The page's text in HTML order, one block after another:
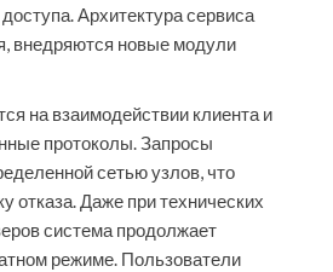
Архитектура сервиса
внедряются новые модули
на взаимодействии клиента и
протоколы. Запросы
сетью узлов, что
отказа. Даже при технических
система продолжает
режиме. Пользователи